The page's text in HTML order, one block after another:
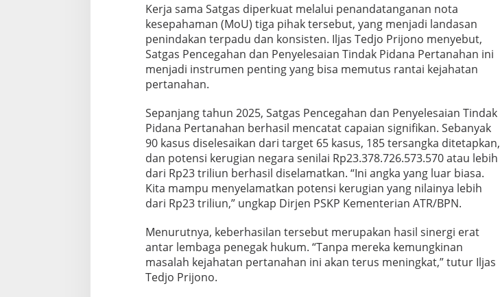
Kerja sama Satgas diperkuat melalui penandatanganan nota
kesepahaman (MoU) tiga pihak tersebut, yang menjadi landasan
penindakan terpadu dan konsisten. Iljas Tedjo Prijono menyebut,
Satgas Pencegahan dan Penyelesaian Tindak Pidana Pertanahan ini
menjadi instrumen penting yang bisa memutus rantai kejahatan
pertanahan.
Sepanjang tahun 2025, Satgas Pencegahan dan Penyelesaian Tindak
Pidana Pertanahan berhasil mencatat capaian signifikan. Sebanyak
90 kasus diselesaikan dari target 65 kasus, 185 tersangka ditetapkan,
dan potensi kerugian negara senilai Rp23.378.726.573.570 atau lebih
dari Rp23 triliun berhasil diselamatkan. “Ini angka yang luar biasa.
Kita mampu menyelamatkan potensi kerugian yang nilainya lebih
dari Rp23 triliun,” ungkap Dirjen PSKP Kementerian ATR/BPN.
Menurutnya, keberhasilan tersebut merupakan hasil sinergi erat
antar lembaga penegak hukum. “Tanpa mereka kemungkinan
masalah kejahatan pertanahan ini akan terus meningkat,” tutur Iljas
Tedjo Prijono.